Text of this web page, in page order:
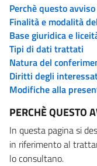
Perchè questo avviso
Finalità e modalità
Base giuridica e
Tipi di dati trattati
Natura del
Diritti degli
Modifiche alla
PERCHÈ QUESTO
In questa pagina si
in riferimento al
lo consultano.